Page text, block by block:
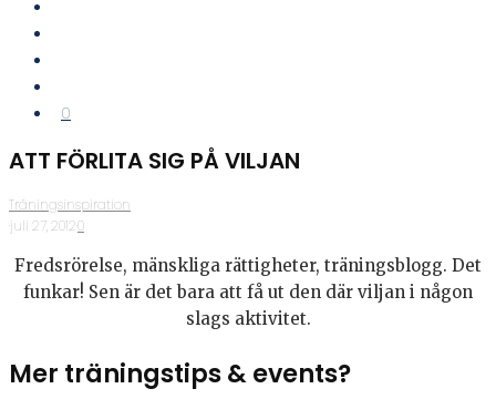
0
ATT FÖRLITA SIG PÅ VILJAN
Träningsinspiration
·juli 27, 2012·0
Fredsrörelse, mänskliga rättigheter, träningsblogg. Det
funkar! Sen är det bara att få ut den där viljan i någon
slags aktivitet.
Mer träningstips & events?